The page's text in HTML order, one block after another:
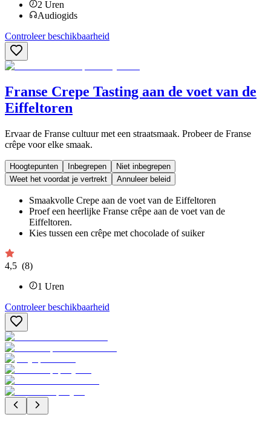
2 Uren
Audiogids
Controleer beschikbaarheid
Franse Crepe Tasting aan de voet van de
Eiffeltoren
Ervaar de Franse cultuur met een straatsmaak. Probeer de Franse
crêpe voor elke smaak.
Hoogtepunten Inbegrepen
Niet inbegrepen
Weet het voordat je vertrekt
Annuleer beleid
Smaakvolle Crepe aan de voet van de Eiffeltoren
Proef een heerlijke Franse crêpe aan de voet van de
Eiffeltoren.
Kies tussen een crêpe met chocolade of suiker
4,5 (8)
1 Uren
Controleer beschikbaarheid